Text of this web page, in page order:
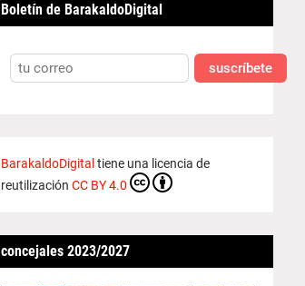
Boletín de BarakaldoDigital
suscríbete
BarakaldoDigital tiene una licencia de
reutilización CC BY 4.0
concejales 2023/2027